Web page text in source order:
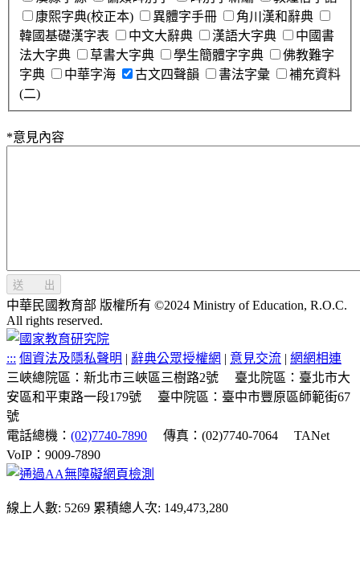
康熙字典(校正本)
異體字手冊
角川漢和辭典
韓國基礎漢字表
中文大辭典 漢語大字典
中國書
法大字典
草書大字典 學生簡體字字典
佛教難字
字典
中華字海 古文四聲韻 書法字彙
補充資料
(二)
*意見內容
送 出
中華民國教育部 版權所有 ©2024 Ministry of Education, R.O.C.
All rights reserved.
::: 個資法及隱私聲明 | 辭典公眾授權網 | 意見交流 | 網網相連
三峽總院區：新北市三峽區三樹路2號
臺北院區：臺北市大
安區和平東路一段179號
臺中院區：臺中市豐原區師範街67
號
電話總機： (02)7740-7890 傳真：(02)7740-7064
TANet
VoIP：9009-7890
線上人數: 5269 累積總人次: 149,473,280